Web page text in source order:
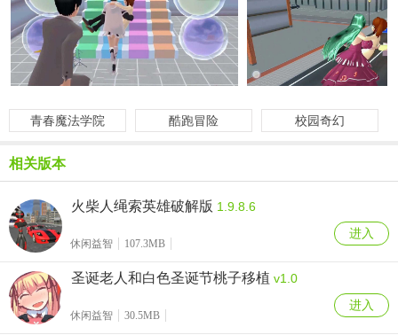
青春魔法学院 酷跑冒险 校园奇幻
相关版本
火柴人绳索英雄破解版 1.9.8.6
休闲益智 107.3MB
进入
圣诞老人和白色圣诞节桃子移植 v1.0
休闲益智 30.5MB
进入